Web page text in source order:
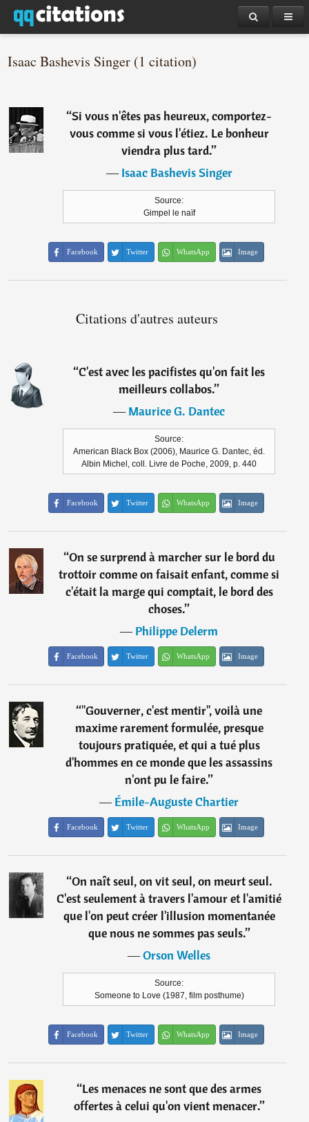
Isaac Bashevis Singer (1 citation)
“Si vous n'êtes pas heureux, comportez-
vous comme si vous l'étiez. Le bonheur
viendra plus tard.”
―Isaac Bashevis Singer
Source:
Gimpel le naïf
Facebook Twitter WhatsApp Image
Citations d'autres auteurs
“C'est avec les pacifistes qu'on fait les
meilleurs collabos.”
―Maurice G. Dantec
Source:
American Black Box (2006), Maurice G. Dantec, éd.
Albin Michel, coll. Livre de Poche, 2009, p. 440
Facebook Twitter WhatsApp Image
“On se surprend à marcher sur le bord du
trottoir comme on faisait enfant, comme si
c'était la marge qui comptait, le bord des
choses.”
―Philippe Delerm
Facebook Twitter WhatsApp Image
“"Gouverner, c'est mentir", voilà une
maxime rarement formulée, presque
toujours pratiquée, et qui a tué plus
d'hommes en ce monde que les assassins
n'ont pu le faire.”
―Émile-Auguste Chartier
Facebook Twitter WhatsApp Image
“On naît seul, on vit seul, on meurt seul.
C'est seulement à travers l'amour et l'amitié
que l'on peut créer l'illusion momentanée
que nous ne sommes pas seuls.”
―Orson Welles
Source:
Someone to Love (1987, film posthume)
Facebook Twitter WhatsApp Image
“Les menaces ne sont que des armes
offertes à celui qu'on vient menacer.”